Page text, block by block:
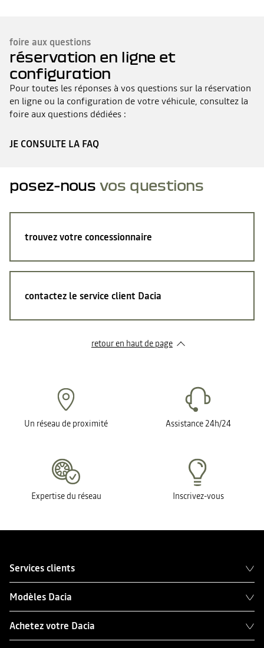
foire aux questions
réservation en ligne et
configuration
Pour toutes les réponses à vos questions sur la réservation
en ligne ou la configuration de votre véhicule, consultez la
foire aux questions dédiées :
JE CONSULTE LA FAQ
posez-nous vos questions
trouvez votre concessionnaire
contactez le service client Dacia
retour en haut de page​
Un réseau de proximité Assistance 24h/24
Expertise du réseau Inscrivez-vous
Services clients
Modèles Dacia
Achetez votre Dacia